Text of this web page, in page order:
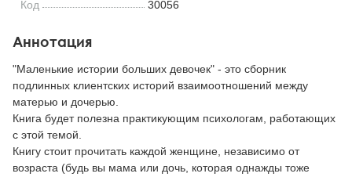
Код
30056
Аннотация
"Маленькие истории больших девочек" - это сборник
подлинных клиентских историй взаимоотношений между
матерью и дочерью.
Книга будет полезна практикующим психологам, работающих
с этой темой.
Книгу стоит прочитать каждой женщине, независимо от
возраста (будь вы мама или дочь, которая однажды тоже